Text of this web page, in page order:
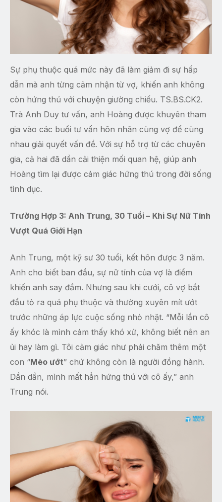
Sự phụ thuộc quá mức này đã làm giảm đi sự hấp
dẫn mà anh từng cảm nhận từ vợ, khiến anh không
còn hứng thú với chuyện giường chiếu. TS.BS.CK2.
Trà Anh Duy tư vấn, anh Hoàng được khuyên tham
gia vào các buổi tư vấn hôn nhân cùng vợ để cùng
nhau giải quyết vấn đề. Với sự hỗ trợ từ các chuyên
gia, cả hai đã dần cải thiện mối quan hệ, giúp anh
Hoàng tìm lại được cảm giác hứng thú trong đời sống
tình dục.
Trường Hợp 3: Anh Trung, 30 Tuổi – Khi Sự Nữ Tính
Vượt Quá Giới Hạn
Anh Trung, một kỹ sư 30 tuổi, kết hôn được 3 năm.
Anh cho biết ban đầu, sự nữ tính của vợ là điểm
khiến anh say đắm. Nhưng sau khi cưới, cô vợ bắt
đầu tỏ ra quá phụ thuộc và thường xuyên mít ướt
trước những áp lực cuộc sống nhỏ nhặt. “Mỗi lần cô
ấy khóc là mình cảm thấy khó xử, không biết nên an
ủi hay làm gì. Tôi cảm giác như phải chăm thêm một
con “Mèo ướt” chứ không còn là người đồng hành.
Dần dần, mình mất hẳn hứng thú với cô ấy,” anh
Trung nói.